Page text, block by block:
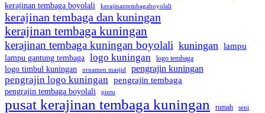
kerajinan tembaga boyolali kerajinantembagaboyolali
kerajinan tembaga dan kuningan
kerajinan tembaga kuningan
kerajinan tembaga kuningan boyolali kuningan lampu
lampu gantung tembaga logo kuningan logo tembaga
logo timbul kuningan ornamen masjid pengrajin kuningan
pengrajin logo kuningan pengrajin tembaga
pengrajin tembaga boyolali
pintu
pusat kerajinan tembaga kuningan rumah seni